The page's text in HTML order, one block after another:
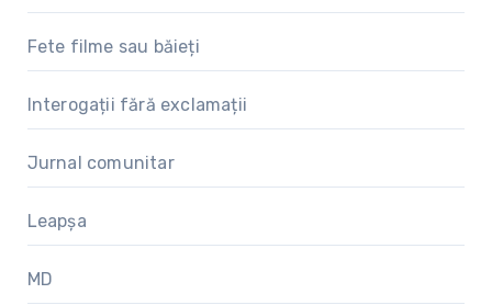
Fete filme sau băieți
Interogații fără exclamații
Jurnal comunitar
Leapșa
MD